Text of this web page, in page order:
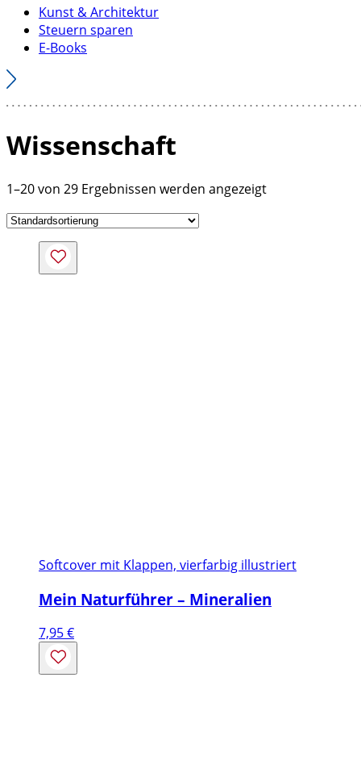
Kunst & Architektur
Steuern sparen
E-Books
Wissenschaft
1–20 von 29 Ergebnissen werden angezeigt
Softcover mit Klappen, vierfarbig illustriert
Mein Naturführer – Mineralien
7,95€